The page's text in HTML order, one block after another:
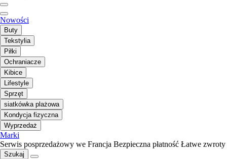
Nowości
Buty
Tekstylia
Piłki
Ochraniacze
Kibice
Lifestyle
Sprzęt
siatkówka plażowa
Kondycja fizyczna
Wyprzedaż
Marki
Serwis posprzedażowy we Francja Bezpieczna płatność Łatwe zwroty
Szukaj